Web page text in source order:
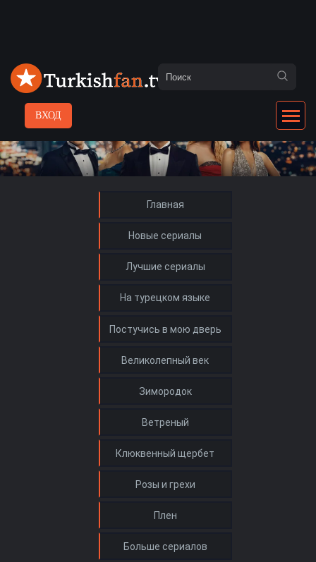
ВХОД
Главная
Новые сериалы
Лучшие сериалы
На турецком языке